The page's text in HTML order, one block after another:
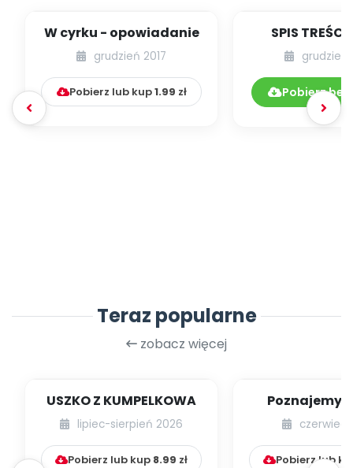
W cyrku - opowiadanie
grudzień 2017
Pobierz lub kup1.99 zł
SPIS TREŚCI
12.195/
grudzień
Pobierz
Teraz popularne
zobacz więcej
USZKO Z KUMPELKOWA
lipiec-sierpień 2026
Pobierz lub kup 8.99 zł
Poznajemy
czerwiec
Pobierz lub